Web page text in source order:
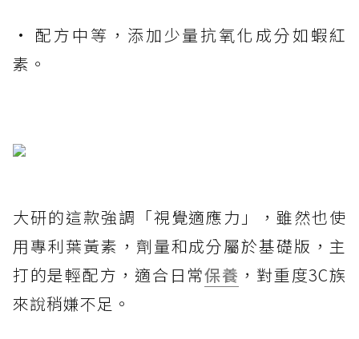
• 配方中等，添加少量抗氧化成分如蝦紅
素。
大研的這款強調「視覺適應力」，雖然也使
用專利葉黃素，劑量和成分屬於基礎版，主
打的是輕配方，適合日常保養 ，對重度3C族
來說稍嫌不足。